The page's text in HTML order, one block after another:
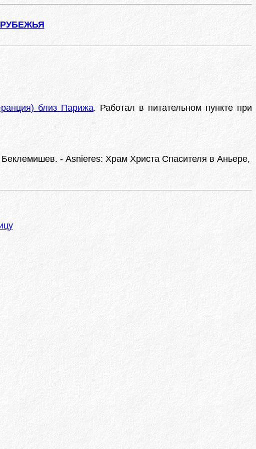
близ Парижа. Работал в питательном пункте при
- Asnieres: Храм Христа Спасителя в Аньере,